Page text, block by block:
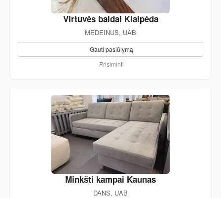
Virtuvės baldai Klaipėda
MEDEINUS, UAB
Gauti pasiūlymą
Prisiminti
Minkšti kampai Kaunas
DANS, UAB